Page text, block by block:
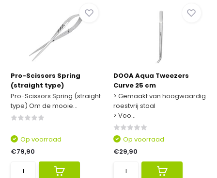
Pro-Scissors Spring
(straight type)
Pro-Scissors Spring (straight
type) Om de mooie...
Op voorraad
€79,90
DOOA Aqua Tweezers
Curve 25 cm
> Gemaakt van hoogwaardig
roestvrij staal
> Voo...
Op voorraad
€29,90